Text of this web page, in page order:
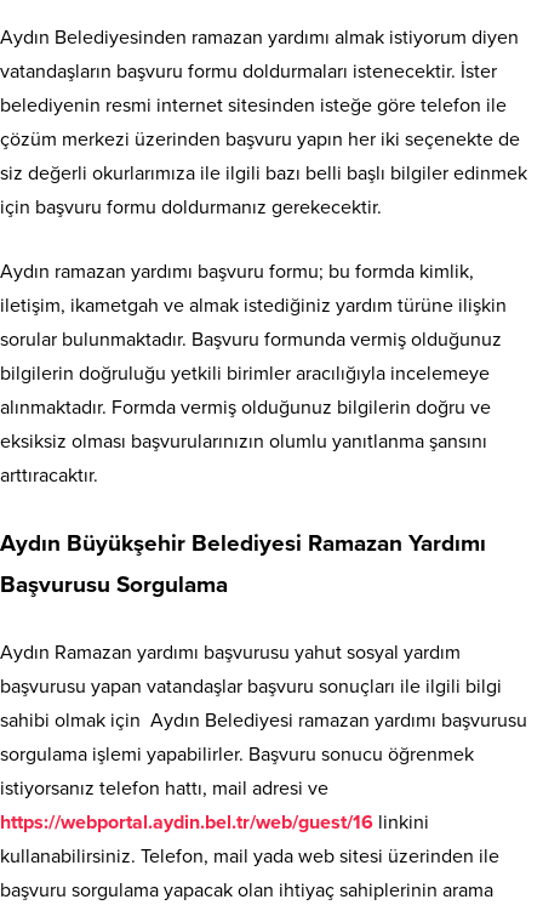
Aydın Belediyesinden ramazan yardımı almak istiyorum diyen
vatandaşların başvuru formu doldurmaları istenecektir. İster
belediyenin resmi internet sitesinden isteğe göre telefon ile
çözüm merkezi üzerinden başvuru yapın her iki seçenekte de
siz değerli okurlarımıza ile ilgili bazı belli başlı bilgiler edinmek
için başvuru formu doldurmanız gerekecektir.
Aydın ramazan yardımı başvuru formu; bu formda kimlik,
iletişim, ikametgah ve almak istediğiniz yardım türüne ilişkin
sorular bulunmaktadır. Başvuru formunda vermiş olduğunuz
bilgilerin doğruluğu yetkili birimler aracılığıyla incelemeye
alınmaktadır. Formda vermiş olduğunuz bilgilerin doğru ve
eksiksiz olması başvurularınızın olumlu yanıtlanma şansını
arttıracaktır.
Aydın Büyükşehir Belediyesi Ramazan Yardımı
Başvurusu Sorgulama
Aydın Ramazan yardımı başvurusu yahut sosyal yardım
başvurusu yapan vatandaşlar başvuru sonuçları ile ilgili bilgi
sahibi olmak için Aydın Belediyesi ramazan yardımı başvurusu
sorgulama işlemi yapabilirler. Başvuru sonucu öğrenmek
istiyorsanız telefon hattı, mail adresi ve
https://webportal.aydin.bel.tr/web/guest/16 linkini
kullanabilirsiniz. Telefon, mail yada web sitesi üzerinden ile
başvuru sorgulama yapacak olan ihtiyaç sahiplerinin arama